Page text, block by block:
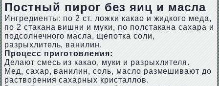
Постный пирог без яиц и масла
Ингредиенты: по 2 ст. ложки какао и жидкого меда,
по 2 стакана вишни и муки, по полстакана сахара и
подсолнечного масла, щепотка соли,
разрыхлитель, ванилин.
Процесс приготовления:
Делают смесь из какао, муки и разрыхлителя.
Мед, сахар, ванилин, соль, масло размешивают до
растворения сахарных кристаллов.